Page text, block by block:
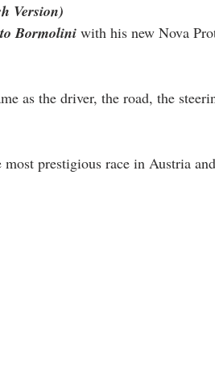
Version)
Bormolini with his new Nova
as the driver, the road, the
most prestigious race in Austria